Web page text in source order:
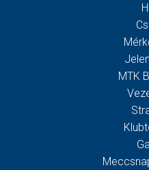
MTK